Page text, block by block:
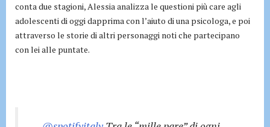
conta due stagioni, Alessia analizza le questioni più care agli
adolescenti di oggi dapprima con l’aiuto di una psicologa, e poi
attraverso le storie di altri personaggi noti che partecipano
con lei alle puntate.